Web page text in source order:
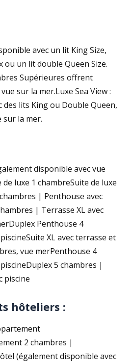
avec un lit King Size,
ou un lit double Queen Size.
Supérieures offrent
sur la mer.Luxe Sea View :
des lits King ou Double Queen,
la mer.
disponible avec vue
luxe 1 chambreSuite de luxe
| Penthouse avec
| Terrasse XL avec
Penthouse 4
XL avec terrasse et
vue merPenthouse 4
5 chambres |
piscine
hôteliers :
2 chambres |
(également disponible avec